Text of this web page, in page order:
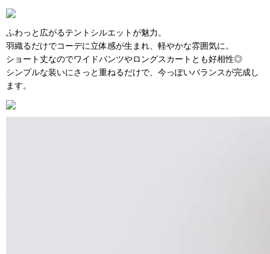
ふわっと広がるテントシルエットが魅力。
羽織るだけでコーデに立体感が生まれ、軽やかな雰囲気に。
ショート丈なのでワイドパンツやロングスカートとも好相性◎
シンプルな装いにさっと重ねるだけで、今っぽいバランスが完成し
ます。